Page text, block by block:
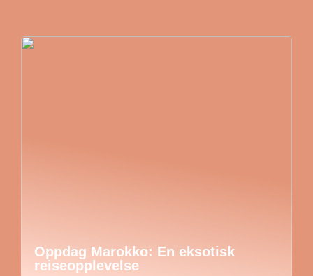
Oppdag Marokko: En eksotisk
reiseopplevelse